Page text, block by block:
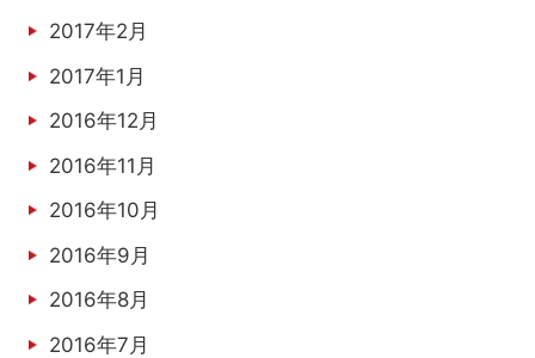
2017年2月
2017年1月
2016年12月
2016年11月
2016年10月
2016年9月
2016年8月
2016年7月